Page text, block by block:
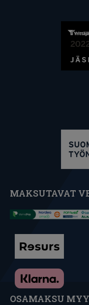
MAKSUTAVAT
OSAMAKSU